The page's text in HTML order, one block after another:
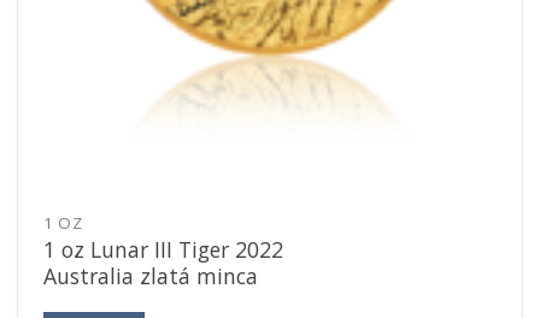
1 OZ
1 oz Lunar III Tiger 2022
Australia zlatá minca